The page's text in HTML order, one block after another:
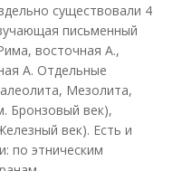
существовали 4
письменный
восточная А.,
А. Отдельные
Мезолита,
Бронзовый век),
век). Есть и
по этническим